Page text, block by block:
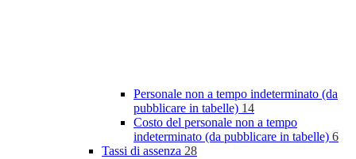
Personale non a tempo indeterminato (da
pubblicare in tabelle) 14
Costo del personale non a tempo
indeterminato (da pubblicare in tabelle) 6
Tassi di assenza 28